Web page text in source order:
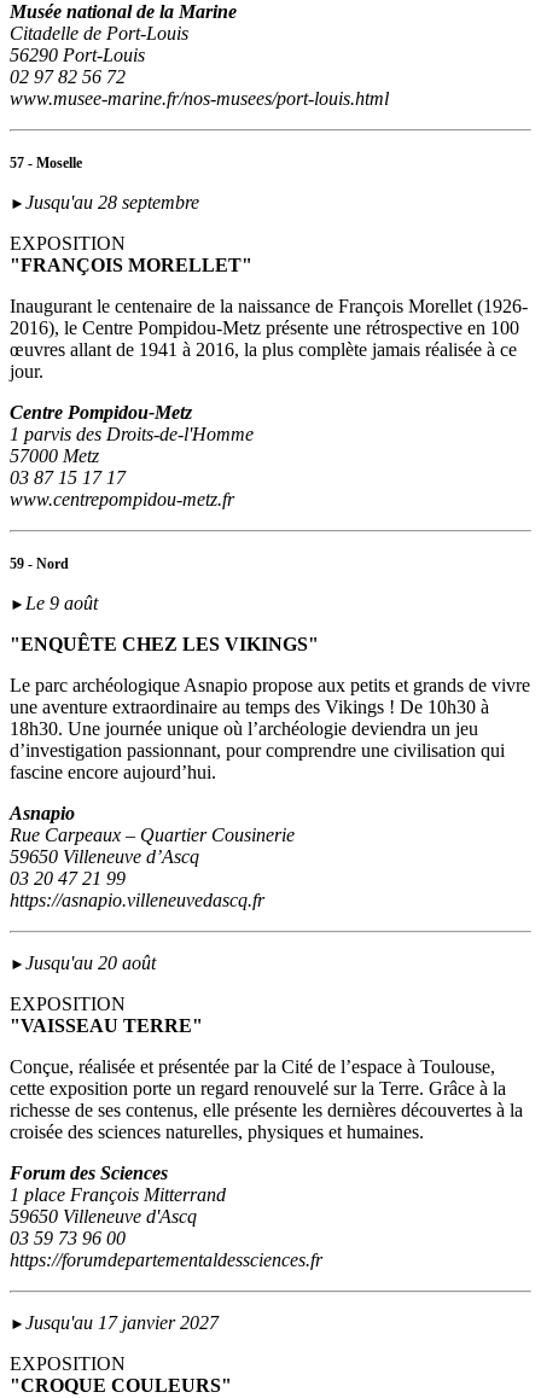
Musée national de la Marine
Citadelle de Port-Louis
56290 Port-Louis
02 97 82 56 72
www.musee-marine.fr/nos-musees/port-louis.html
57 - Moselle
► Jusqu'au 28 septembre
EXPOSITION
"FRANÇOIS MORELLET"
Inaugurant le centenaire de la naissance de François Morellet (1926-
2016), le Centre Pompidou-Metz présente une rétrospective en 100
œuvres allant de 1941 à 2016, la plus complète jamais réalisée à ce
jour.
Centre Pompidou-Metz
1 parvis des Droits-de-l'Homme
57000 Metz
03 87 15 17 17
www.centrepompidou-metz.fr
59 - Nord
► Le 9 août
"ENQUÊTE CHEZ LES VIKINGS"
Le parc archéologique Asnapio propose aux petits et grands de vivre
une aventure extraordinaire au temps des Vikings ! De 10h30 à
18h30. Une journée unique où l’archéologie deviendra un jeu
d’investigation passionnant, pour comprendre une civilisation qui
fascine encore aujourd’hui.
Asnapio
Rue Carpeaux – Quartier Cousinerie
59650 Villeneuve d’Ascq
03 20 47 21 99
https://asnapio.villeneuvedascq.fr
► Jusqu'au 20 août
EXPOSITION
"VAISSEAU TERRE"
Conçue, réalisée et présentée par la Cité de l’espace à Toulouse,
cette exposition porte un regard renouvelé sur la Terre. Grâce à la
richesse de ses contenus, elle présente les dernières découvertes à la
croisée des sciences naturelles, physiques et humaines.
Forum des Sciences
1 place François Mitterrand
59650 Villeneuve d'Ascq
03 59 73 96 00
https://forumdepartementaldessciences.fr
► Jusqu'au 17 janvier 2027
EXPOSITION
"CROQUE COULEURS"